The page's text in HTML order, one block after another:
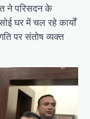
ने परिसदन के
घर में चल रहे कार्यों
पर संतोष व्यक्त